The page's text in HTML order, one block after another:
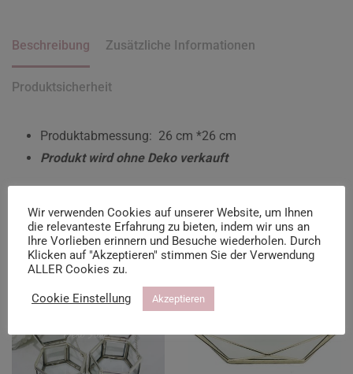
Beschreibung Zusätzliche Informationen
Produktsicherheit
Produktabmessung: 26 cm *26 cm
Produkt wird ohne Deko verkauft
Ähnliche Produkte
Wir verwenden Cookies auf unserer Website, um Ihnen
die relevanteste Erfahrung zu bieten, indem wir uns an
Ihre Vorlieben erinnern und Besuche wiederholen. Durch
Klicken auf "Akzeptieren" stimmen Sie der Verwendung
ALLER Cookies zu.
Cookie Einstellung Akzeptieren